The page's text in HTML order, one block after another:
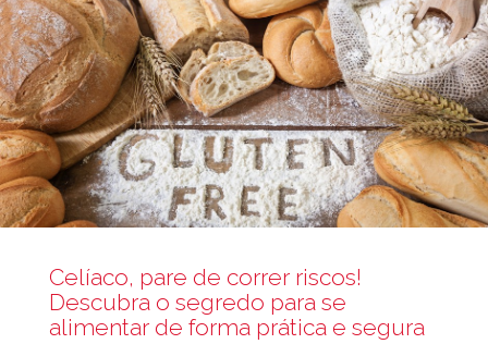
e até em alimentos que nem imaginamos do nosso
cardápio semanal. Sendo assim, se você possui dúvidas
sobre a alimentação para diabéticos e deseja
Celíaco, pare de correr riscos!
Descubra o segredo para se
alimentar de forma prática e segura